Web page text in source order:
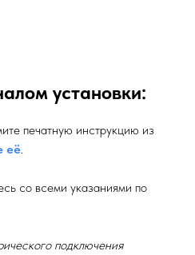
установки:
печатную инструкцию из
её.
со всеми указаниями по
подключения